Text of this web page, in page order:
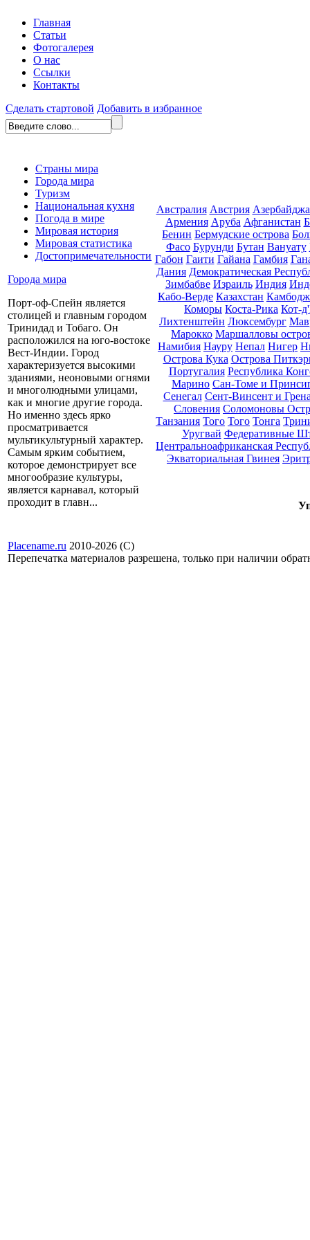
Главная
Статьи
Фотогалерея
О нас
Ссылки
Контакты
Сделать стартовой Добавить в избранное
Страны мира
Города мира
Туризм
Национальная кухня
Погода в мире
Мировая история
Мировая статистика
Достопримечательности
Города мира
Порт-оф-Спейн является
столицей и главным городом
Тринидад и Тобаго. Он
расположился на юго-востоке
Вест-Индии. Город
характеризуется высокими
зданиями, неоновыми огнями
и многолюдными улицами,
как и многие другие города.
Но именно здесь ярко
просматривается
мультикультурный характер.
Самым ярким событием,
которое демонстрирует все
многообразие культуры,
является карнавал, который
проходит в главн...
Австралия Австрия
Армения Аруба Афганистан
Бенин Бермудские острова
Фасо Бурунди Бутан Вануату
Габон Гаити Гайана Гамбия
Дания Демократическая
Зимбабве Израиль Индия
Кабо-Верде Казахстан
Коморы Коста-Рика Кот-
Лихтенштейн Люксембург
Марокко Маршалловы
Намибия Науру Непал Нигер
Острова Кука Острова
Португалия Республика
Марино Сан-Томе и
Сенегал Сент-Винсент и
Словения Соломоновы
Танзания Того Того Тонга
Уругвай Федеративные
Центральноафриканская
Экваториальная Гвинея
Placename.ru 2010-2026 (С)
Перепечатка материалов разрешена, только при наличии